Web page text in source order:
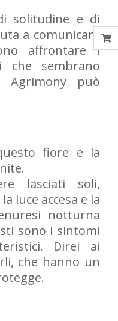
solitudine e di
a comunicare
affrontare i
che sembrano
può
fiore e la
lasciati soli,
luce accesa e la
notturna
sono i sintomi
Direi ai
che hanno un